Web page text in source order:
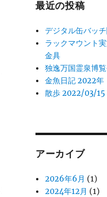
最近の投稿
デジタル缶バッ
ラックマウント
金具
独逸万国霊泉博
金魚日記 2022年
散歩 2022/03/15
アーカイブ
2026年6月 (1)
2024年12月 (1)